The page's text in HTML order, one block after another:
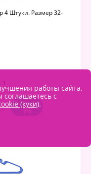
4 Штуки. Размер 32-
1
работы сайта.
с
(куки).